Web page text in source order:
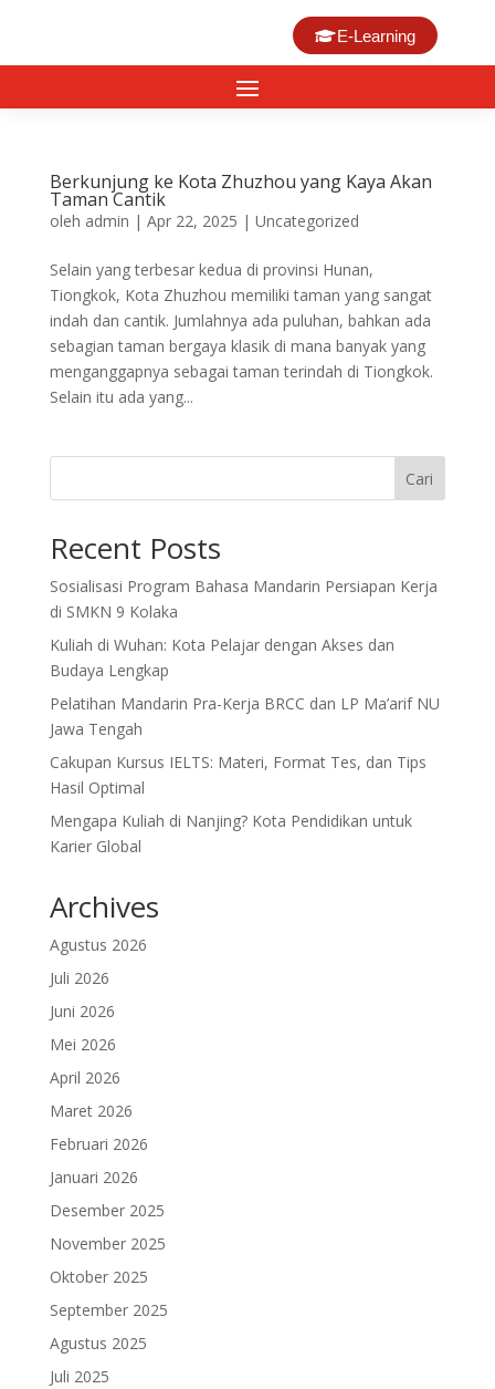
E-Learning
Berkunjung ke Kota Zhuzhou yang Kaya Akan
Taman Cantik
oleh admin | Apr 22, 2025 | Uncategorized
Selain yang terbesar kedua di provinsi Hunan,
Tiongkok, Kota Zhuzhou memiliki taman yang sangat
indah dan cantik. Jumlahnya ada puluhan, bahkan ada
sebagian taman bergaya klasik di mana banyak yang
menganggapnya sebagai taman terindah di Tiongkok.
Selain itu ada yang...
Cari
Recent Posts
Sosialisasi Program Bahasa Mandarin Persiapan Kerja
di SMKN 9 Kolaka
Kuliah di Wuhan: Kota Pelajar dengan Akses dan
Budaya Lengkap
Pelatihan Mandarin Pra-Kerja BRCC dan LP Ma’arif NU
Jawa Tengah
Cakupan Kursus IELTS: Materi, Format Tes, dan Tips
Hasil Optimal
Mengapa Kuliah di Nanjing? Kota Pendidikan untuk
Karier Global
Archives
Agustus 2026
Juli 2026
Juni 2026
Mei 2026
April 2026
Maret 2026
Februari 2026
Januari 2026
Desember 2025
November 2025
Oktober 2025
September 2025
Agustus 2025
Juli 2025